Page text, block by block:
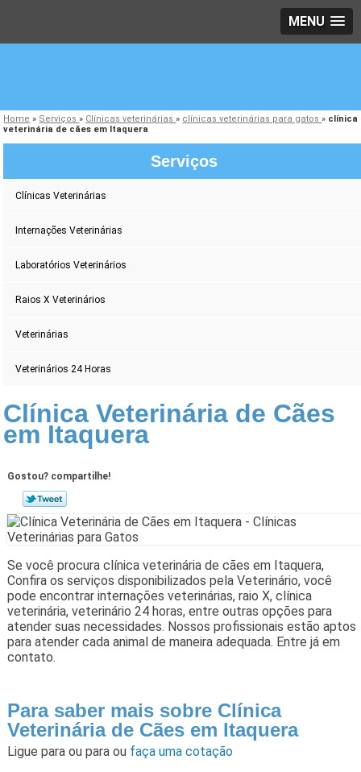
MENU
Home » Serviços» Clínicas veterinárias» clínicas veterinárias para gatos» clínica
veterinária de cães em Itaquera
Serviços
Clínicas Veterinárias
Internações Veterinárias
Laboratórios Veterinários
Raios X Veterinários
Veterinárias
Veterinários 24 Horas
Clínica Veterinária de Cães
em Itaquera
Gostou? compartilhe!
Se você procura clínica veterinária de cães em Itaquera,
Confira os serviços disponibilizados pela Veterinário, você
pode encontrar internações veterinárias, raio X, clínica
veterinária, veterinário 24 horas, entre outras opções para
atender suas necessidades. Nossos profissionais estão aptos
para atender cada animal de maneira adequada. Entre já em
contato.
Para saber mais sobre Clínica
Veterinária de Cães em Itaquera
Ligue para ou para ou faça uma cotação